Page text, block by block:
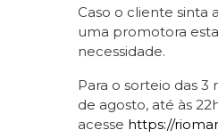
Caso o cliente sinta
uma promotora
necessidade.
Para o sorteio das 3
de agosto, até às
acesse https://